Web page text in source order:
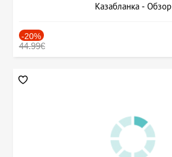
Казабланка - Обзор
-20%
44.99€